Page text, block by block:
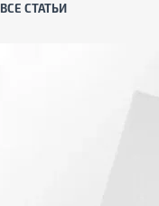
ВСЕ СТАТЬИ